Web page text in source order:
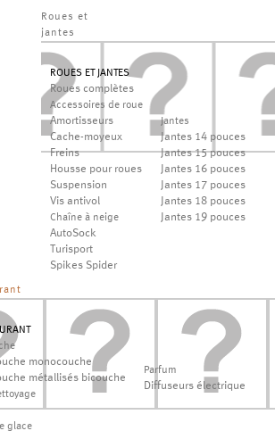
Roues et
jantes
ROUES ET JANTES
Roues complètes
Accessoires de roue
Amortisseurs
Cache-moyeux
Freins
Housse pour roues
Suspension
Vis antivol
Chaîne à neige
AutoSock
Turisport
Spikes Spider
Jantes
Jantes 14 pouces
Jantes 15 pouces
Jantes 16 pouces
Jantes 17 pouces
Jantes 18 pouces
Jantes 19 pouces
monocouche
métallisés bicouche
glace
Parfum
Diffuseurs électrique